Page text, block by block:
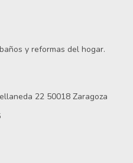
y reformas del hogar.
22 50018 Zaragoza